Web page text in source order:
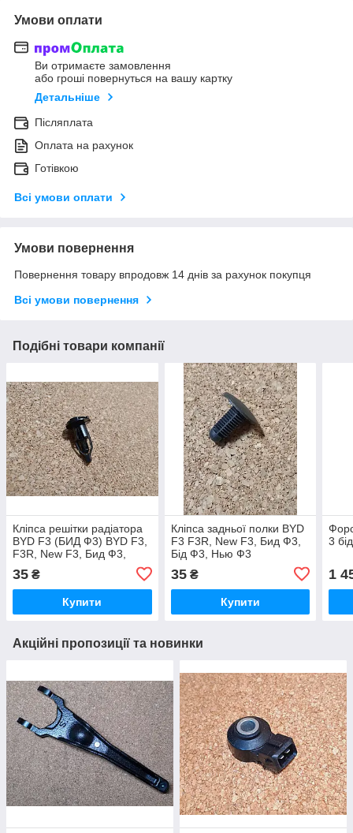
Умови оплати
Ви отримаєте замовлення
або гроші повернуться на вашу картку
Детальніше
Післяплата
Оплата на рахунок
Готівкою
Всі умови оплати
Умови повернення
Повернення товару впродовж 14 днів за рахунок покупця
Всі умови повернення
Подібні товари компанії
Кліпса решітки радіатора
BYD F3 (БИД Ф3) BYD F3,
F3R, New F3, Бид Ф3,
Ф3Р, Бід Ф3 BYD F3/БИД
ф3
35 ₴
Купити
Кліпса задньої полки BYD
F3 F3R, New F3, Бид Ф3,
Бід Ф3, Нью Ф3
35₴
Купити
3
1
Акційні пропозиції та новинки